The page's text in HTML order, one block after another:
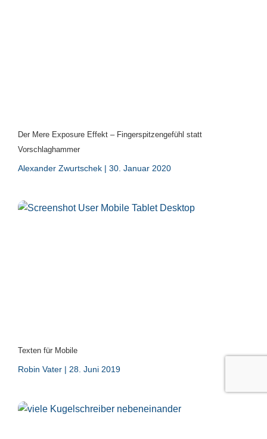
Der Mere Exposure Effekt – Fingerspitzengefühl statt
Vorschlaghammer
Alexander Zwurtschek 30. Januar 2020
Texten für Mobile
Robin Vater 28. Juni 2019